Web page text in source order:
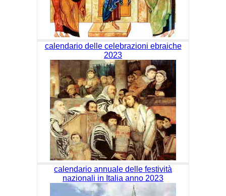
calendario delle celebrazioni ebraiche
2023
calendario annuale delle festività
nazionali in Italia anno 2023